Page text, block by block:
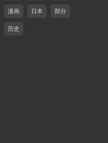
漫画 日本 部分
历史